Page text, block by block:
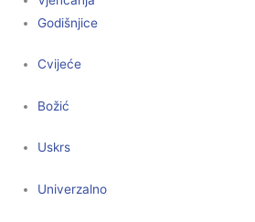
Godišnjice
Cvijeće
Božić
Uskrs
Univerzalno